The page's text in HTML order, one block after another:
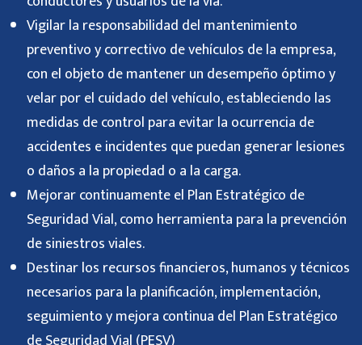
Vigilar la responsabilidad del mantenimiento
preventivo y correctivo de vehículos de la empresa,
con el objeto de mantener un desempeño óptimo y
velar por el cuidado del vehículo, estableciendo las
medidas de control para evitar la ocurrencia de
accidentes e incidentes que puedan generar lesiones
o daños a la propiedad o a la carga.
Mejorar continuamente el Plan Estratégico de
Seguridad Vial, como herramienta para la prevención
de siniestros viales.
Destinar los recursos financieros, humanos y técnicos
necesarios para la planificación, implementación,
seguimiento y mejora continua del Plan Estratégico